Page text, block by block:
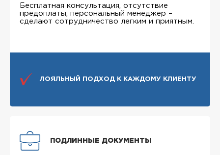
Бесплатная консультация, отсутствие
предоплаты, персональный менеджер –
сделают сотрудничество легким и приятным.
ЛОЯЛЬНЫЙ ПОДХОД К КАЖДОМУ КЛИЕНТУ
ПОДЛИННЫЕ ДОКУМЕНТЫ